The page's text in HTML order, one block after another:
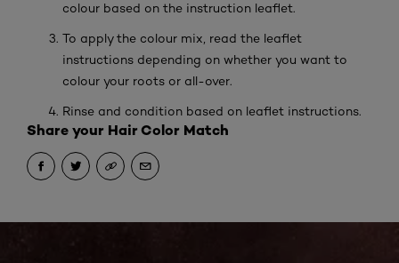
colour based on the instruction leaflet.
To apply the colour mix, read the leaflet
instructions depending on whether you want to
colour your roots or all-over.
Rinse and condition based on leaflet instructions.
Share your Hair Color Match